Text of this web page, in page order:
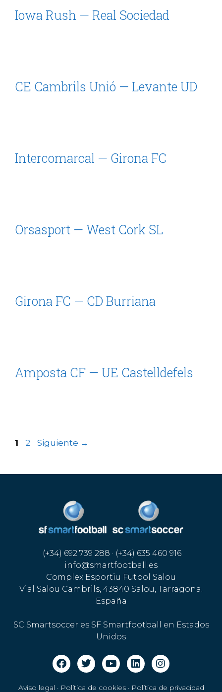
Iowa Rush — Real Sociedad
CE Cambrils Unió — Levante UD
Intercomarcal — Girona FC
Orsasport — West Cork SL
Girona FC — CD Burriana
Amposta CF — UE Castelldefels
1 2 Siguiente →
(+34) 692 739 288 · (+34) 635 460 916
info@smartfootball.es
Complex Esportiu Futbol Salou
Vial Salou Cambrils, 43840 Salou, Tarragona.
España
SC Smartsoccer es SF Smartfootball en Estados
Unidos
Aviso legal · Política de cookies· Política de privacidad